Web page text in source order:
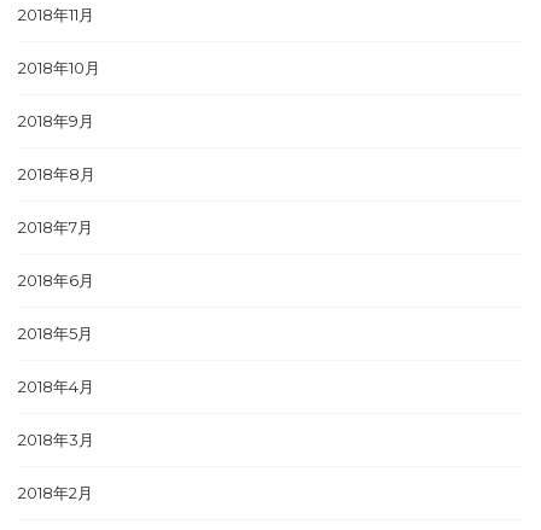
2018年11月
2018年10月
2018年9月
2018年8月
2018年7月
2018年6月
2018年5月
2018年4月
2018年3月
2018年2月